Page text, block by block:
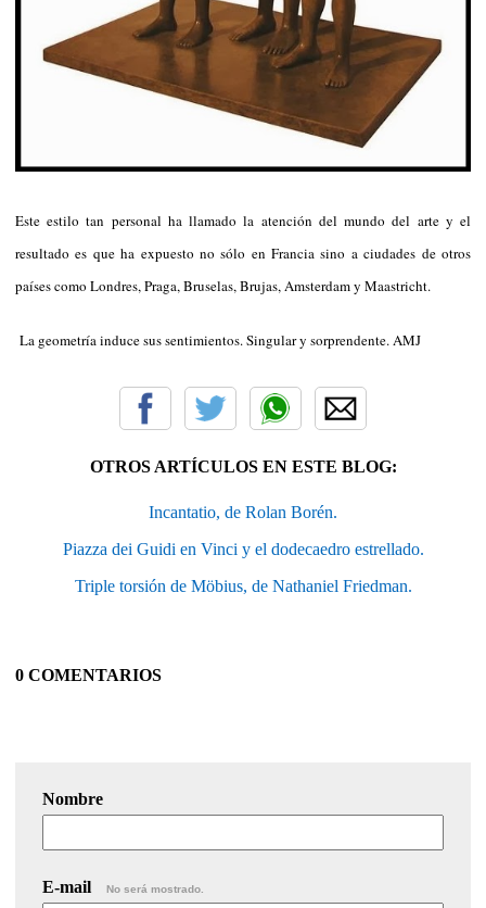
Este estilo tan personal ha llamado la atención del mundo del arte y el
resultado es que ha expuesto no sólo en Francia sino a ciudades de otros
países como Londres, Praga, Bruselas, Brujas, Amsterdam y Maastricht.
La geometría induce sus sentimientos. Singular y sorprendente. AMJ
OTROS ARTÍCULOS EN ESTE BLOG:
Incantatio, de Rolan Borén.
Piazza dei Guidi en Vinci y el dodecaedro estrellado.
Triple torsión de Möbius, de Nathaniel Friedman.
0 COMENTARIOS
Nombre
E-mail No será mostrado.